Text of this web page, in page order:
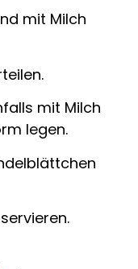
mit Milch
mit Milch
legen.